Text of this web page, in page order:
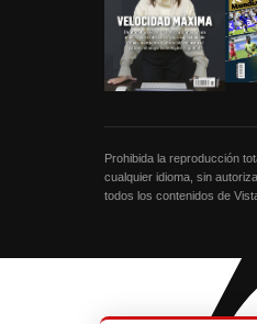
Prohibida la reproducción
cualquier idioma, sin
todos los contenidos de